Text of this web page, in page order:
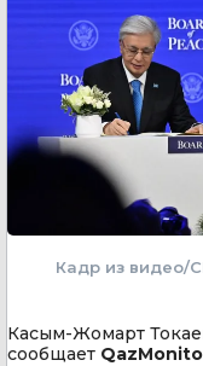
Кадр из видео/
Касым-Жомарт
сообщает